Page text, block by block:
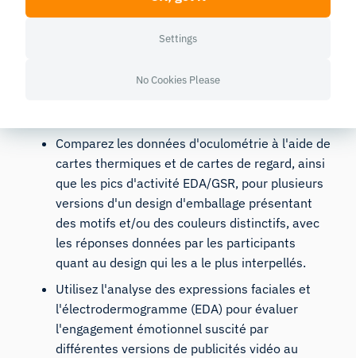
comportementale/faible :
Comparez les données d'oculométrie à l'aide de
cartes thermiques et de cartes de regard, ainsi
que les pics d'activité EDA/GSR, pour plusieurs
versions d'un design d'emballage présentant
des motifs et/ou des couleurs distinctifs, avec
les réponses données par les participants
quant au design qui les a le plus interpellés.
Utilisez l'analyse des expressions faciales et
l'électrodermogramme (EDA) pour évaluer
l'engagement émotionnel suscité par
différentes versions de publicités vidéo au
Settings
No Cookies Please